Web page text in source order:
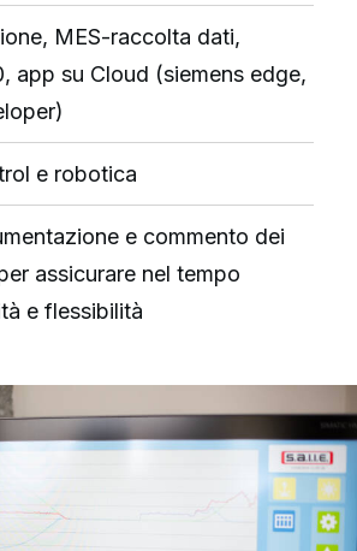
MES-raccolta dati,
app su Cloud (siemens edge,
e robotica
e commento dei
assicurare nel tempo
e flessibilità